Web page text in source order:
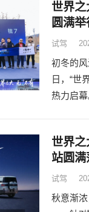
世界
圆满举
试驾
初冬的
日，“世
热力启幕
世界
站圆满
试驾
秋意渐